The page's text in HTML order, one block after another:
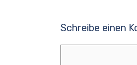
Schreibe einen